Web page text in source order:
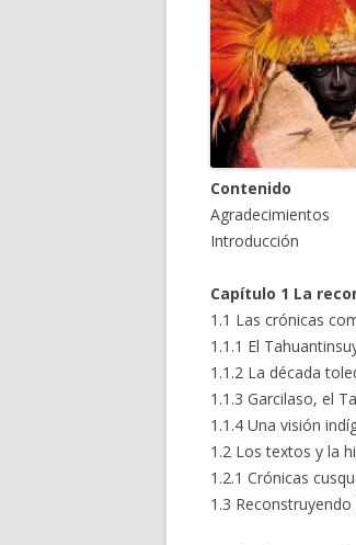
Contenido
Agradecimientos
Introducción
Capítulo 1 La
1.1 Las crónicas
1.1.1 El
1.1.2 La década
1.1.3 Garcilaso, el
1.1.4 Una visión
1.2 Los textos y la
1.2.1 Crónicas
1.3